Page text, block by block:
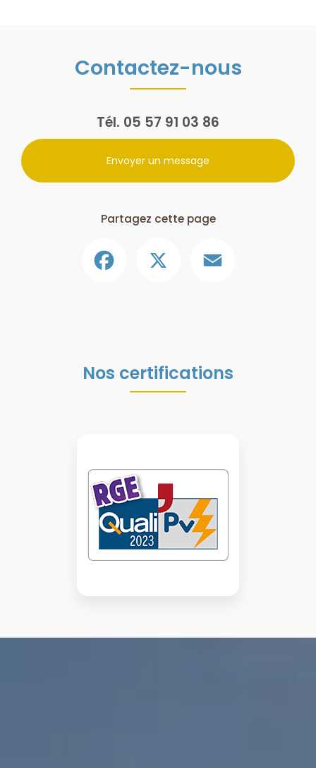
Contactez-nous
Tél. 05 57 91 03 86
Envoyer un message
Partagez cette page
Nos certifications